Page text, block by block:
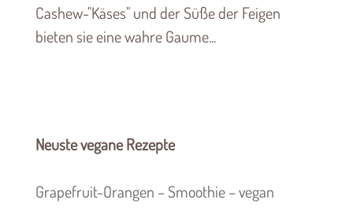
Cashew-"Käses" und der Süße der Feigen
bieten sie eine wahre Gaume...
Neuste vegane Rezepte
Grapefruit-Orangen – Smoothie – vegan